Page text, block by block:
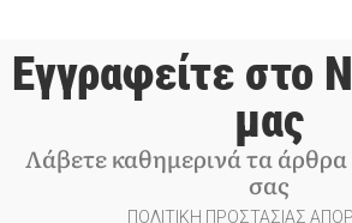
Εγγραφείτε στο
μας
Λάβετε καθημερινά τα
σας
ΠΟΛΙΤΙΚΗ ΠΡΟΣΤΑΣΙΑΣ